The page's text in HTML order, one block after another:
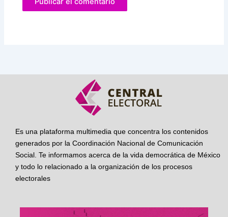
Es una plataforma multimedia que concentra los contenidos
generados por la Coordinación Nacional de Comunicación
Social. Te informamos acerca de la vida democrática de México
y todo lo relacionado a la organización de los procesos
electorales